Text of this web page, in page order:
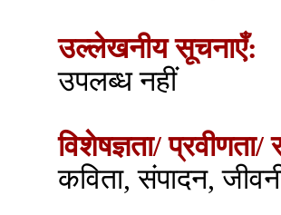
उल्लेखनीय सूचनाएँ:
उपलब्ध नहीं
विशेषज्ञता/
कविता, संपादन,